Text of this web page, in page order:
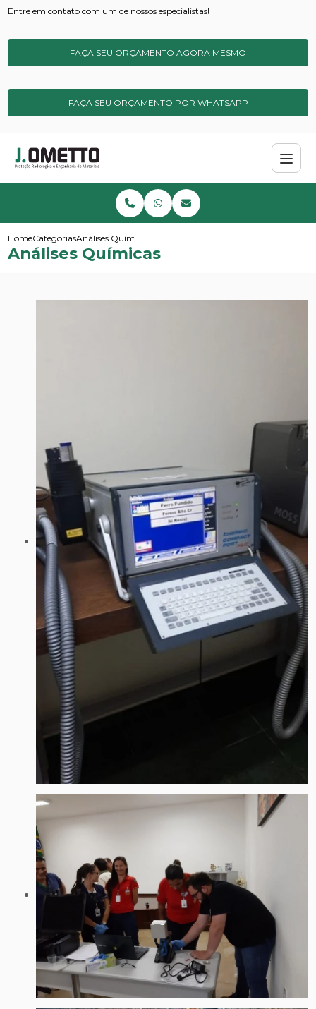
Entre em contato com um de nossos especialistas!
FAÇA SEU ORÇAMENTO AGORA MESMO
FAÇA SEU ORÇAMENTO POR WHATSAPP
HomeCategoriasAnálises Químicas
Análises Químicas